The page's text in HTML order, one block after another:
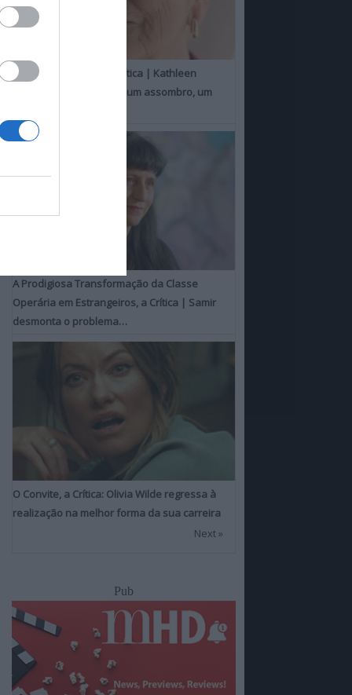
Um Toque Familiar, a Crítica | Kathleen
Chalfant é um espanto, um assombro, um
A Prodigiosa Transformação da Classe
Operária em Estrangeiros, a Crítica | Samir
desmonta o problema…
O Convite, a Crítica: Olivia Wilde regressa à
realização na melhor forma da sua carreira
Next »
Pub